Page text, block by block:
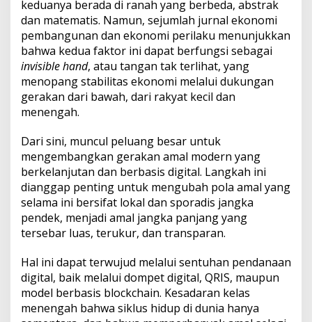
keduanya berada di ranah yang berbeda, abstrak
dan matematis. Namun, sejumlah jurnal ekonomi
pembangunan dan ekonomi perilaku menunjukkan
bahwa kedua faktor ini dapat berfungsi sebagai
invisible hand, atau tangan tak terlihat, yang
menopang stabilitas ekonomi melalui dukungan
gerakan dari bawah, dari rakyat kecil dan
menengah.
Dari sini, muncul peluang besar untuk
mengembangkan gerakan amal modern yang
berkelanjutan dan berbasis digital. Langkah ini
dianggap penting untuk mengubah pola amal yang
selama ini bersifat lokal dan sporadis jangka
pendek, menjadi amal jangka panjang yang
tersebar luas, terukur, dan transparan.
Hal ini dapat terwujud melalui sentuhan pendanaan
digital, baik melalui dompet digital, QRIS, maupun
model berbasis blockchain. Kesadaran kelas
menengah bahwa siklus hidup di dunia hanya